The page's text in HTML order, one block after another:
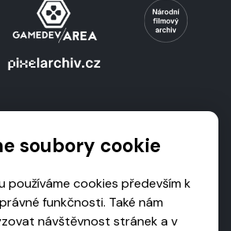
soubory cookie
používáme cookies především k
funkčnosti. Také nám
návštěvnost stránek a v